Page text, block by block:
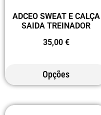
ADCEO SWEAT E CALÇA
SAIDA TREINADOR
35,00 €
Opções